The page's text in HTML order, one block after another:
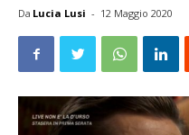
Da Lucia Lusi - 12 Maggio 2020